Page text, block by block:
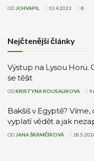
OD JCHVAPIL 13.4.2023 0
Nejčtenější články
Výstup na Lysou Horu.
se těšit
ODKRISTYNA KOUSALIKOVA
Bakšiš v Egyptě? Víme,
vyplatí vědět a jak
OD JANA ŠRÁMČÍKOVÁ